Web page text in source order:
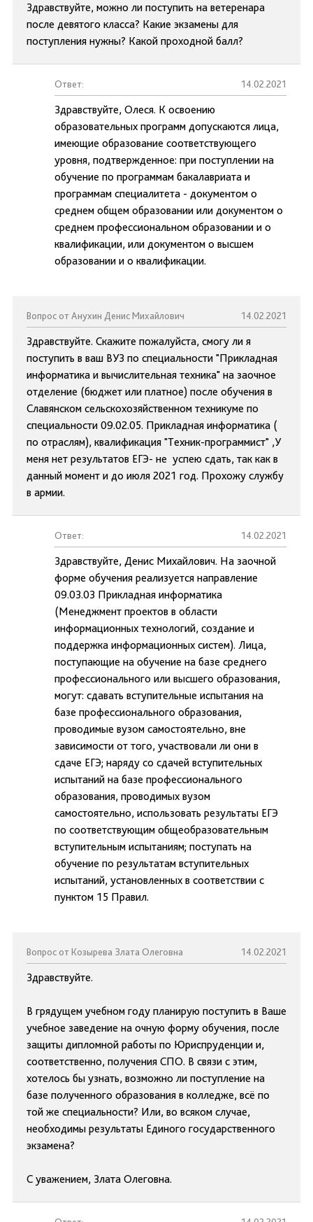
Здравствуйте, можно ли поступить на ветеренара
после девятого класса? Какие экзамены для
поступления нужны? Какой проходной балл?
Ответ: 14.02.2021
Здравствуйте, Олеся. К освоению
образовательных программ допускаются лица,
имеющие образование соответствующего
уровня, подтвержденное: при поступлении на
обучение по программам бакалавриата и
программам специалитета - документом о
среднем общем образовании или документом о
среднем профессиональном образовании и о
квалификации, или документом о высшем
образовании и о квалификации.
Вопрос от Анухин Денис Михайлович 14.02.2021
Здравствуйте. Скажите пожалуйста, смогу ли я
поступить в ваш ВУЗ по специальности "Прикладная
информатика и вычислительная техника" на заочное
отделение (бюджет или платное) после обучения в
Славянском сельскохозяйственном техникуме по
специальности 09.02.05. Прикладная информатика (
по отраслям), квалификация "Техник-программист" ,У
меня нет результатов ЕГЭ- не успею сдать, так как в
данный момент и до июля 2021 год. Прохожу службу
в армии.
Ответ: 14.02.2021
Здравствуйте, Денис Михайлович. На заочной
форме обучения реализуется направление
09.03.03 Прикладная информатика
(Менеджмент проектов в области
информационных технологий, создание и
поддержка информационных систем). Лица,
поступающие на обучение на базе среднего
профессионального или высшего образования,
могут: сдавать вступительные испытания на
базе профессионального образования,
проводимые вузом самостоятельно, вне
зависимости от того, участвовали ли они в
сдаче ЕГЭ; наряду со сдачей вступительных
испытаний на базе профессионального
образования, проводимых вузом
самостоятельно, использовать результаты ЕГЭ
по соответствующим общеобразовательным
вступительным испытаниям; поступать на
обучение по результатам вступительных
испытаний, установленных в соответствии с
пунктом 15 Правил.
Вопрос от Козырева Злата Олеговна 14.02.2021
Здравствуйте.
В грядущем учебном году планирую поступить в Ваше
учебное заведение на очную форму обучения, после
защиты дипломной работы по Юриспруденции и,
соответственно, получения СПО. В связи с этим,
хотелось бы узнать, возможно ли поступление на
базе полученного образования в колледже, всё по
той же специальности? Или, во всяком случае,
необходимы результаты Единого государственного
экзамена?
С уважением, Злата Олеговна.